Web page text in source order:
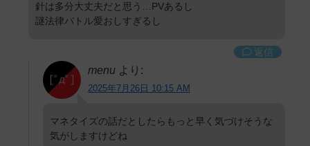
針は多分大丈夫だと思う…PVあるし
謎法律バトル愛おしすぎるし
返信
menu より:
2025年7月26日 10:15 AM
マネタイズの話だとしたらもっと早く気づけそうな
気がしますけどね